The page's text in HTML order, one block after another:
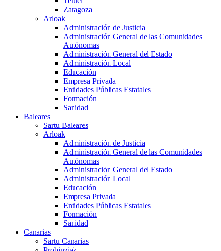
Zaragoza
Arloak
Administración de Justicia
Administración General de las Comunidades
Autónomas
Administración General del Estado
Administración Local
Educación
Empresa Privada
Entidades Públicas Estatales
Formación
Sanidad
Baleares
Sartu Baleares
Arloak
Administración de Justicia
Administración General de las Comunidades
Autónomas
Administración General del Estado
Administración Local
Educación
Empresa Privada
Entidades Públicas Estatales
Formación
Sanidad
Canarias
Sartu Canarias